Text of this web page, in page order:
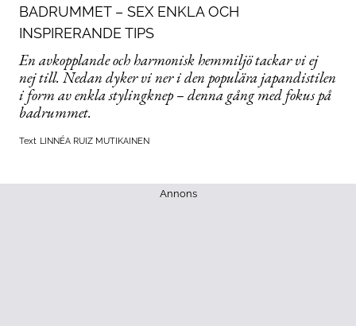
BADRUMMET – SEX ENKLA OCH
INSPIRERANDE TIPS
En avkopplande och harmonisk hemmiljö tackar vi ej
nej till. Nedan dyker vi ner i den populära japandistilen
i form av enkla stylingknep – denna gång med fokus på
badrummet.
Text LINNÉA RUIZ MUTIKAINEN
Annons